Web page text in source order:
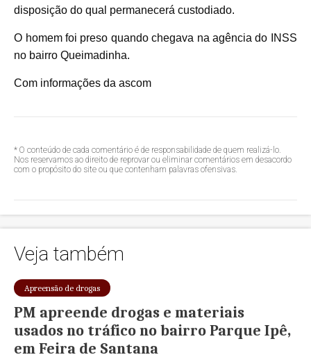
disposição do qual permanecerá custodiado.
O homem foi preso quando chegava na agência do INSS
no bairro Queimadinha.
Com informações da ascom
* O conteúdo de cada comentário é de responsabilidade de quem realizá-lo.
Nos reservamos ao direito de reprovar ou eliminar comentários em desacordo
com o propósito do site ou que contenham palavras ofensivas.
Veja também
Apreensão de drogas
PM apreende drogas e materiais
usados no tráfico no bairro Parque Ipê,
em Feira de Santana